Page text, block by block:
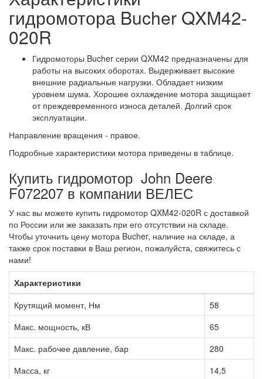
гидромотора Bucher QXM42-
020R
Гидромоторы Bucher серии QXM42 предназначены для
работы на высоких оборотах. Выдерживает высокие
внешние радиальные нагрузки. Обладает низким
уровнем шума. Хорошее охлаждение мотора защищает
от преждевременного износа деталей. Долгий срок
эксплуатации.
Направление вращения - правое.
Подробные характеристики мотора приведены в таблице.
Купить гидромотор John Deere
F072207 в компании ВЕЛЕС
У нас вы можете купить гидромотор QXM42-020R с доставкой
по России или же заказать при его отсутствии на складе.
Чтобы уточнить цену мотора Bucher, наличие на складе, а
также срок поставки в Ваш регион, пожалуйста, свяжитесь с
нами!
Характеристики
Крутящий момент, Нм
58
Макс. мощность, кВ
65
Макс. рабочее давление, бар
280
Масса, кг
14,5